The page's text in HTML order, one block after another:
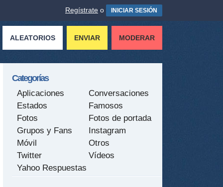
Regístrate o INICIAR SESIÓN
ALEATORIOS ENVIAR MODERAR
Categorías
Aplicaciones
Conversaciones
Estados
Famosos
Fotos
Fotos de portada
Grupos y Fans
Instagram
Móvil
Otros
Twitter
Vídeos
Yahoo Respuestas